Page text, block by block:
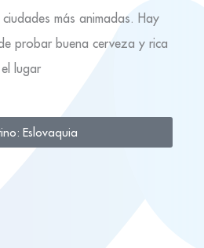
más animadas. Hay
probar buena cerveza y rica
lugar
Eslovaquia